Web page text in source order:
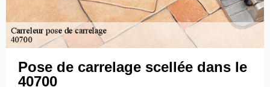
Pose de carrelage scellée dans le
40700